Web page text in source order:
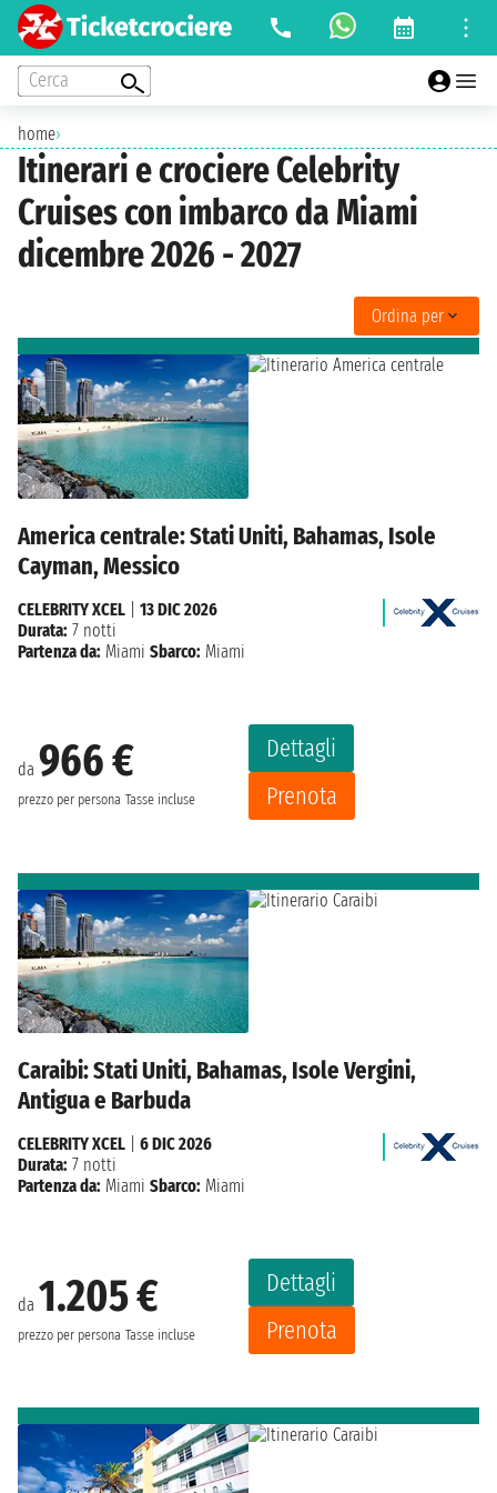
Cerca
home›
Itinerari e crociere Celebrity
Cruises con imbarco da Miami
dicembre 2026 - 2027
Ordina per
America centrale: Stati Uniti, Bahamas, Isole
Cayman, Messico
da 966 €
prezzo per persona Tasse incluse
Dettagli
Prenota
CELEBRITY XCEL
13 DIC 2026
Durata: 7 notti
Partenza da: Miami Sbarco: Miami
Caraibi: Stati Uniti, Bahamas, Isole Vergini,
Antigua e Barbuda
da 1.205 €
prezzo per persona Tasse incluse
Dettagli
Prenota
CELEBRITY XCEL
6 DIC 2026
Durata: 7 notti
Partenza da: Miami Sbarco: Miami